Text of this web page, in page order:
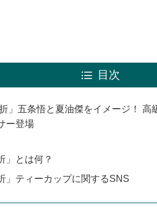
目次
」五条悟と夏油傑をイメージ！
ー登場
」とは何？
」ティーカップに関するSNS